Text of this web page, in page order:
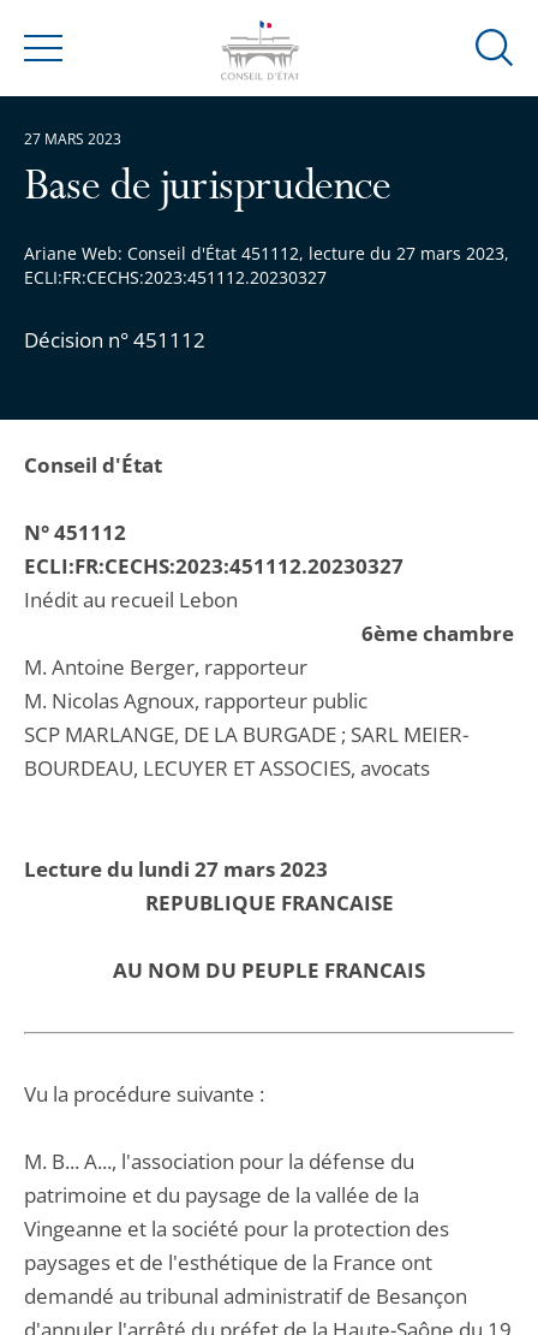
Menu
Ouvrir
Base de jurisprudence
Ariane Web: Conseil d'État 451112, lecture du 27 mars 2023,
ECLI:FR:CECHS:2023:451112.20230327
Décision n° 451112
27 MARS 2023
Conseil d'État
N° 451112
ECLI:FR:CECHS:2023:451112.20230327
Inédit au recueil Lebon
6ème chambre
M. Antoine Berger, rapporteur
M. Nicolas Agnoux, rapporteur public
SCP MARLANGE, DE LA BURGADE ; SARL MEIER-
BOURDEAU, LECUYER ET ASSOCIES, avocats
Lecture du lundi 27 mars 2023
REPUBLIQUE FRANCAISE
AU NOM DU PEUPLE FRANCAIS
Vu la procédure suivante :
M. B... A..., l'association pour la défense du
patrimoine et du paysage de la vallée de la
Vingeanne et la société pour la protection des
paysages et de l'esthétique de la France ont
demandé au tribunal administratif de Besançon